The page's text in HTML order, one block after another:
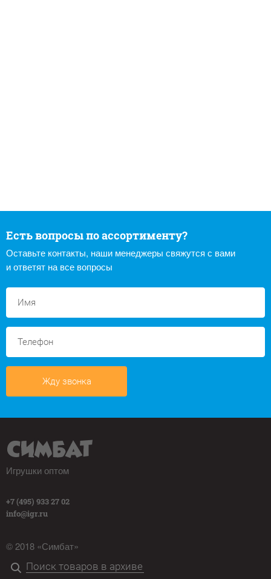
Есть вопросы по ассортименту?
Оставьте контакты, наши менеджеры свяжутся с вами
и ответят на все вопросы
Жду звонка
Игрушки оптом
+7 (495) 933 27 02
info@igr.ru
© 2018 «Симбат»